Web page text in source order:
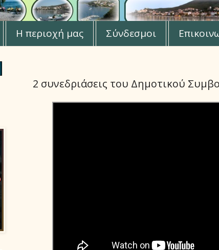
Η περιοχή μας Σύνδεσμοι
2 συνεδριάσεις του Δημοτικού